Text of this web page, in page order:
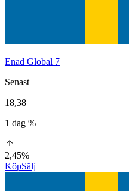
Enad Global 7
Senast
18,38
1 dag %
2,45%
KöpSälj